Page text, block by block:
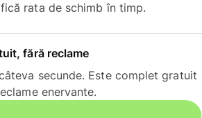
rata de schimb în timp.
fără reclame
secunde. Este complet gratuit
enervante.